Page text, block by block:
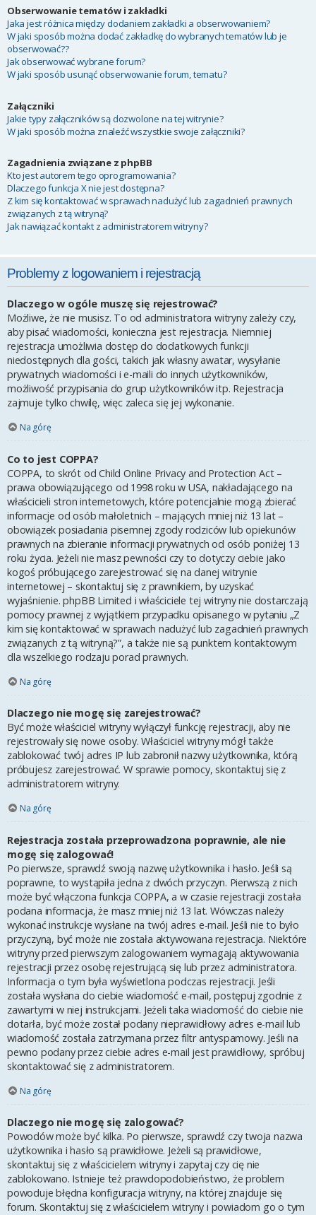
Obserwowanie tematów i zakładki
Jaka jest różnica między dodaniem zakładki a obserwowaniem?
W jaki sposób można dodać zakładkę do wybranych tematów lub je
obserwować??
Jak obserwować wybrane forum?
W jaki sposób usunąć obserwowanie forum, tematu?
Załączniki
Jakie typy załączników są dozwolone na tej witrynie?
W jaki sposób można znaleźć wszystkie swoje załączniki?
Zagadnienia związane z phpBB
Kto jest autorem tego oprogramowania?
Dlaczego funkcja X nie jest dostępna?
Z kim się kontaktować w sprawach nadużyć lub zagadnień prawnych
związanych z tą witryną?
Jak nawiązać kontakt z administratorem witryny?
Problemy z logowaniem i rejestracją
Dlaczego w ogóle muszę się rejestrować?
Możliwe, że nie musisz. To od administratora witryny zależy czy,
aby pisać wiadomości, konieczna jest rejestracja. Niemniej
rejestracja umożliwia dostęp do dodatkowych funkcji
niedostępnych dla gości, takich jak własny awatar, wysyłanie
prywatnych wiadomości i e-maili do innych użytkowników,
możliwość przypisania do grup użytkowników itp. Rejestracja
zajmuje tylko chwilę, więc zaleca się jej wykonanie.
Na górę
Co to jest COPPA?
COPPA, to skrót od Child Online Privacy and Protection Act –
prawa obowiązującego od 1998 roku w USA, nakładającego na
właścicieli stron internetowych, które potencjalnie mogą zbierać
informacje od osób małoletnich – mających mniej niż 13 lat –
obowiązek posiadania pisemnej zgody rodziców lub opiekunów
prawnych na zbieranie informacji prywatnych od osób poniżej 13
roku życia. Jeżeli nie masz pewności czy to dotyczy ciebie jako
kogoś próbującego zarejestrować się na danej witrynie
internetowej – skontaktuj się z prawnikiem, by uzyskać
wyjaśnienie. phpBB Limited i właściciele tej witryny nie dostarczają
pomocy prawnej z wyjątkiem przypadku opisanego w pytaniu „Z
kim się kontaktować w sprawach nadużyć lub zagadnień prawnych
związanych z tą witryną?”, a także nie są punktem kontaktowym
dla wszelkiego rodzaju porad prawnych.
Na górę
Dlaczego nie mogę się zarejestrować?
Być może właściciel witryny wyłączył funkcję rejestracji, aby nie
rejestrowały się nowe osoby. Właściciel witryny mógł także
zablokować twój adres IP lub zabronił nazwy użytkownika, którą
próbujesz zarejestrować. W sprawie pomocy, skontaktuj się z
administratorem witryny.
Na górę
Rejestracja została przeprowadzona poprawnie, ale nie
mogę się zalogować!
Po pierwsze, sprawdź swoją nazwę użytkownika i hasło. Jeśli są
poprawne, to wystąpiła jedna z dwóch przyczyn. Pierwszą z nich
może być włączona funkcja COPPA, a w czasie rejestracji została
podana informacja, że masz mniej niż 13 lat. Wówczas należy
wykonać instrukcje wysłane na twój adres e-mail. Jeśli nie to było
przyczyną, być może nie została aktywowana rejestracja. Niektóre
witryny przed pierwszym zalogowaniem wymagają aktywowania
rejestracji przez osobę rejestrującą się lub przez administratora.
Informacja o tym była wyświetlona podczas rejestracji. Jeśli
została wysłana do ciebie wiadomość e-mail, postępuj zgodnie z
zawartymi w niej instrukcjami. Jeżeli taka wiadomość do ciebie nie
dotarła, być może został podany nieprawidłowy adres e-mail lub
wiadomość została zatrzymana przez filtr antyspamowy. Jeśli na
pewno podany przez ciebie adres e-mail jest prawidłowy, spróbuj
skontaktować się z administratorem.
Na górę
Dlaczego nie mogę się zalogować?
Powodów może być kilka. Po pierwsze, sprawdź czy twoja nazwa
użytkownika i hasło są prawidłowe. Jeżeli są prawidłowe,
skontaktuj się z właścicielem witryny i zapytaj czy cię nie
zablokowano. Istnieje też prawdopodobieństwo, że problem
powoduje błędna konfiguracja witryny, na której znajduje się
forum. Skontaktuj się z właścicielem witryny i powiadom go o tym